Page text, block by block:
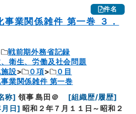
件名
業関係雑件 第一巻 ３．
戦前期外務省記録
衛生、労働及社会問題
設
０項
０目
業関係雑件 第一巻
称] 領事 島田＠ [組織歴/履歴]
日 ] 昭和２年７月１１日～昭和２